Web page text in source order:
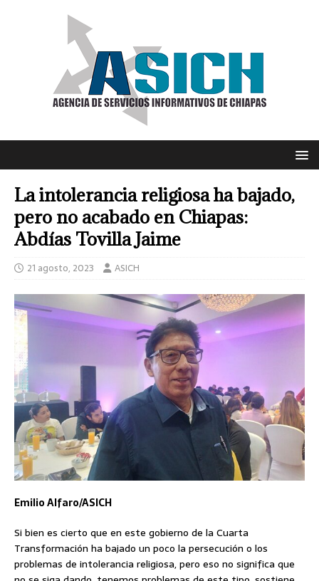
La intolerancia religiosa ha bajado,
pero no acabado en Chiapas:
Abdías Tovilla Jaime
21 agosto, 2023 ASICH
Emilio Alfaro/ASICH
Si bien es cierto que en este gobierno de la Cuarta
Transformación ha bajado un poco la persecución o los
problemas de intolerancia religiosa, pero eso no significa que